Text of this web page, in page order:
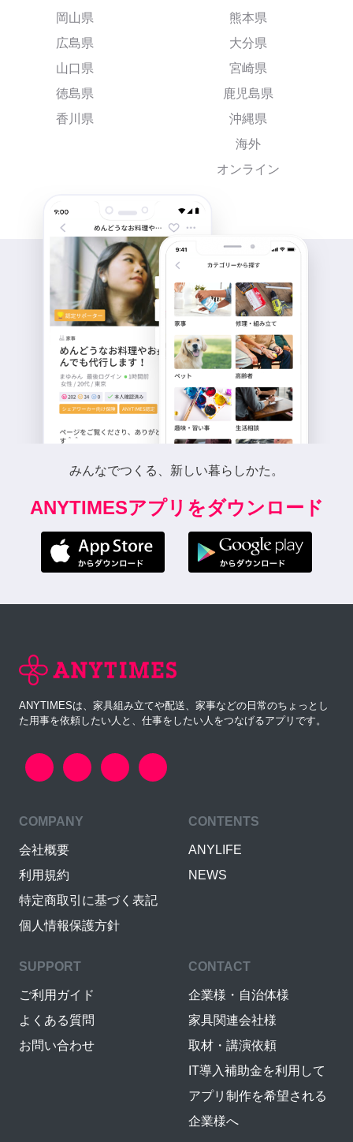
岡山県
広島県
山口県
徳島県
香川県
熊本県
大分県
宮崎県
鹿児島県
沖縄県
海外
オンライン
みんなでつくる、新しい暮らしかた。
ANYTIMESアプリをダウンロード
ANYTIMESは、家具組み立てや配送、家事などの日常のちょっとし
た用事を依頼したい人と、仕事をしたい人をつなげるアプリです。
COMPANY
会社概要
利用規約
特定商取引に基づく表記
個人情報保護方針
CONTENTS
ANYLIFE
NEWS
SUPPORT
ご利用ガイド
よくある質問
お問い合わせ
CONTACT
企業様・自治体様
家具関連会社様
取材・講演依頼
IT導入補助金を利用して
アプリ制作を希望される
企業様へ